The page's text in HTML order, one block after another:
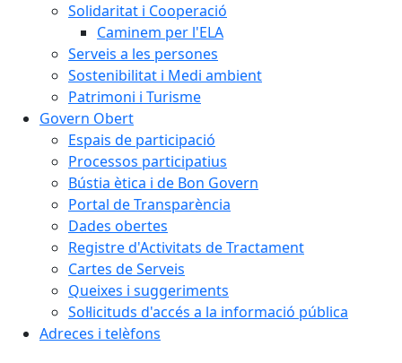
Solidaritat i Cooperació
Caminem per l'ELA
Serveis a les persones
Sostenibilitat i Medi ambient
Patrimoni i Turisme
Govern Obert
Espais de participació
Processos participatius
Bústia ètica i de Bon Govern
Portal de Transparència
Dades obertes
Registre d'Activitats de Tractament
Cartes de Serveis
Queixes i suggeriments
Sol·licituds d'accés a la informació pública
Adreces i telèfons